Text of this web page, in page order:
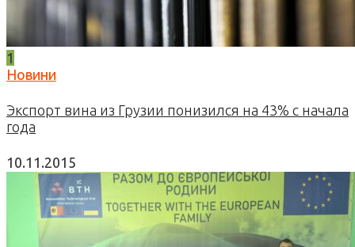
1
Новини
Экспорт вина из Грузии понизился на 43% с начала
года
10.11.2015